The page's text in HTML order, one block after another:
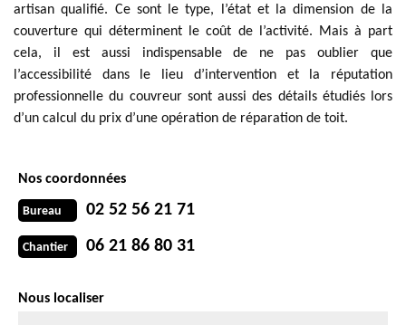
artisan qualifié. Ce sont le type, l’état et la dimension de la
couverture qui déterminent le coût de l’activité. Mais à part
cela, il est aussi indispensable de ne pas oublier que
l’accessibilité dans le lieu d’intervention et la réputation
professionnelle du couvreur sont aussi des détails étudiés lors
d’un calcul du prix d’une opération de réparation de toit.
Nos coordonnées
Bureau 02 52 56 21 71
Chantier 06 21 86 80 31
Nous localiser